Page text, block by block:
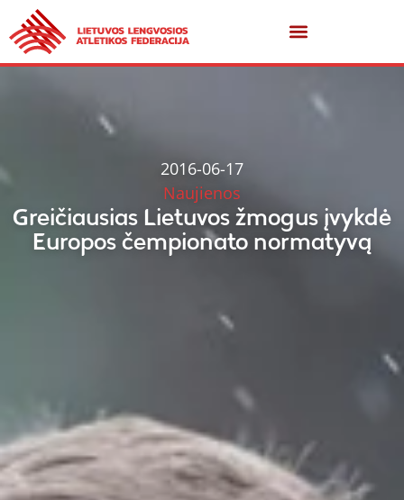
2016-06-17
Naujienos
Greičiausias Lietuvos žmogus įvykdė
Europos čempionato normatyvą